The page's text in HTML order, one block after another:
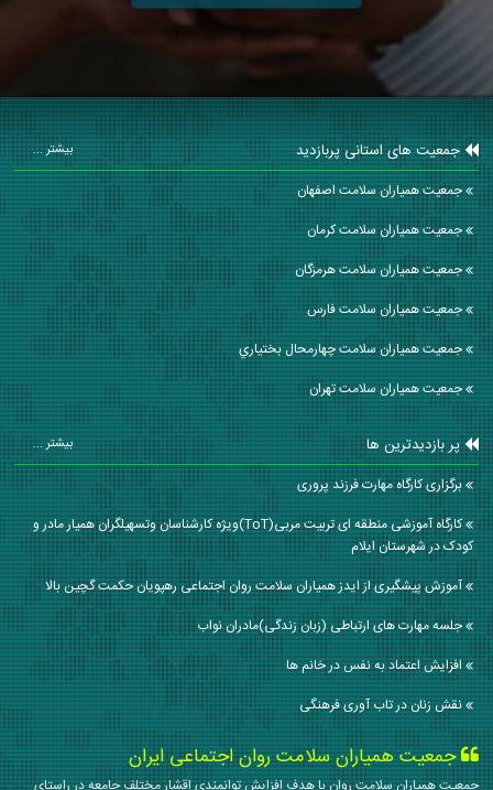
جمعیت های استانی پربازدید بیشتر ...
جمعیت همیاران سلامت اصفهان
جمعیت همیاران سلامت كرمان
جمعیت همیاران سلامت هرمزگان
جمعیت همیاران سلامت فارس
جمعیت همیاران سلامت چهارمحال بختياري
جمعیت همیاران سلامت تهران
پر بازدیدترین ها بیشتر ...
برگزاری کارگاه مهارت فرزند پروری
کارگاه آموزشی منطقه ای تربیت مربی(ToT)ویژه کارشناسان وتسهیلگران همیار مادر و
کودک در شهرستان ایلام
آموزش پیشگیری از ایدز همیاران سلامت روان اجتماعی رهپویان حکمت گچین بالا
جلسه مهارت های ارتباطی (زبان زندگی)مادران نواب
افزایش اعتماد به نفس در خانم ها
نقش زنان در تاب آوری فرهنگی
جمعیت همیاران سلامت روان اجتماعی ایران
جمعیت همیاران سلامت روان با هدف افزایش توانمندی اقشار مختلف جامعه در راستای